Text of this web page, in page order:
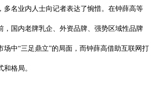
多名业内人士向记者表达了惋惜。在钟薛高等
，国内老牌乳企、外资品牌、强势区域性品牌
场中“三足鼎立”的局面，而钟薛高借助互联网打
格局。